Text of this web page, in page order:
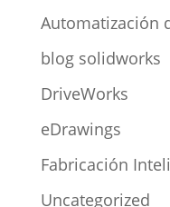
Automatización
blog solidworks
DriveWorks
eDrawings
Fabricación
Uncategorized